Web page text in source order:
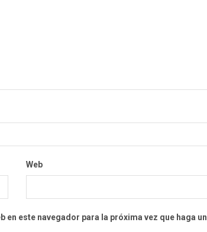
Web
este navegador para la próxima vez que haga un